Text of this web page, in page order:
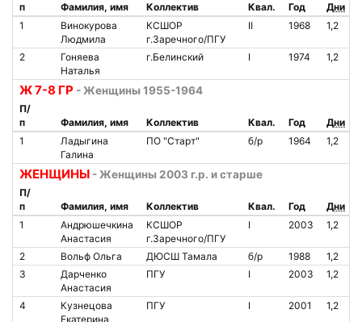
п
Фамилия, имя Коллектив Квал. Год
Дни
1
Винокурова
Людмила
КСШОР
г.Заречного/ПГУ
II 1968 1,2
2
Гоняева
Наталья
г.Белинский I 1974 1,2
Ж 7-8 ГР - Женщины 1955-1964
П/
п
Фамилия, имя Коллектив Квал. Год
Дни
1
Ладыгина
Галина
ПО "Старт" б/р 1964 1,2
ЖЕНЩИНЫ - Женщины 2003 г.р. и старше
П/
п
Фамилия, имя Коллектив Квал. Год
Дни
1
Андрюшечкина
Анастасия
КСШОР
г.Заречного/ПГУ
I 2003 1,2
2 Вольф Ольга ДЮСШ Тамала б/р 1988
1,2
3
Дарченко
Анастасия
ПГУ I 2003 1,2
4
Кузнецова
Екатерина
ПГУ I 2001 1,2